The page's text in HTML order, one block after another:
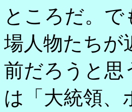
ところだ。
場人物たちが
前だろうと思
は「大統領、